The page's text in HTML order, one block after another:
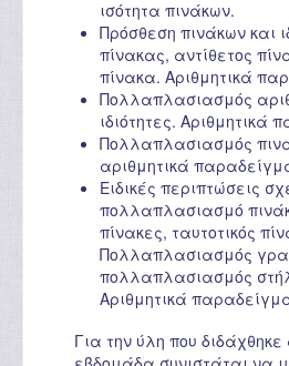
ισότητα πινάκων.
Πρόσθεση πινάκων και
πίνακας, αντίθετος
πίνακα. Αριθμητικά
Πολλαπλασιασμός
ιδιότητες. Αριθμητικά
Πολλαπλασιασμός
αριθμητικά
Ειδικές περιπτώσεις
πολλαπλασιασμό
πίνακες, ταυτοτικός
Πολλαπλασιασμός
πολλαπλασιασμός
Αριθμητικά
Για την ύλη που διδάχθηκε